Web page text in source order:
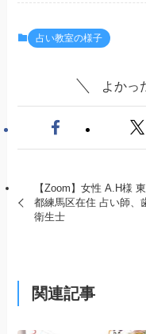
占い教室の様子
よかっ
【Zoom】女性 A.H様
都練馬区在住 占い師、
衛生士
関連記事